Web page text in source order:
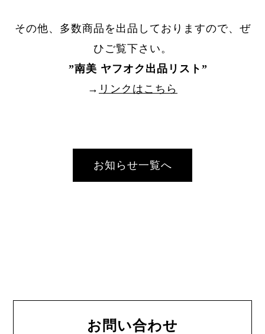
その他、多数商品を出品しておりますので、ぜ
ひご覧下さい。
”南美 ヤフオク出品リスト ”
→ リンクはこちら
お知らせ一覧へ
お問い合わせ